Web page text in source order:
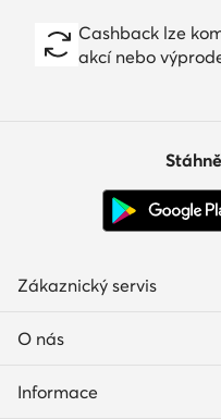
Cashback lze
akcí nebo
Zákaznický servis
O nás
Informace